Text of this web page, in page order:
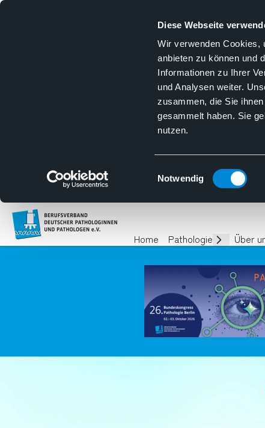
Diese Webseite
Wir verwenden Cookies,
anbieten zu können und
Informationen zu Ihrer
und Analysen weiter.
zusammen, die Sie
gesammelt haben. Sie
nutzen.
Einwilligungsauswahl
Notwendig
Homepage
Home
Pathologie
Über